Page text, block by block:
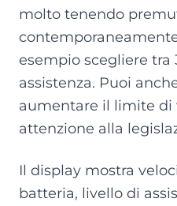
molto tenendo
esempio scegliere tra
assistenza. Puoi
aumentare il limite di
attenzione alla
Il display mostra
batteria, livello di